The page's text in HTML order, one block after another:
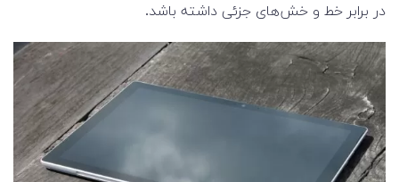
در برابر خط و خش‌های جزئی داشته باشد.